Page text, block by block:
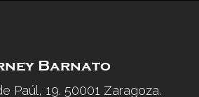
Barnato
Paúl, 19. 50001 Zaragoza.